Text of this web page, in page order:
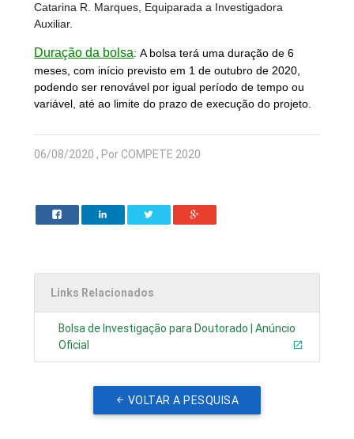
Catarina R. Marques, Equiparada a Investigadora
Auxiliar.
Duração da bolsa:A bolsa terá uma duração de 6
meses, com início previsto em 1 de outubro de 2020,
podendo ser renovável por igual período de tempo ou
variável, até ao limite do prazo de execução do projeto.
06/08/2020 , Por COMPETE 2020
Links Relacionados
Bolsa de Investigação para Doutorado | Anúncio
Oficial
VOLTAR A PESQUISA